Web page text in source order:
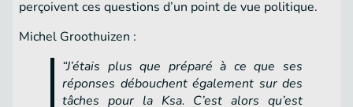
perçoivent ces questions d’un point de vue politique.
Michel Groothuizen :
“J’étais plus que préparé à ce que ses
réponses débouchent également sur des
tâches pour la Ksa. C’est alors qu’est